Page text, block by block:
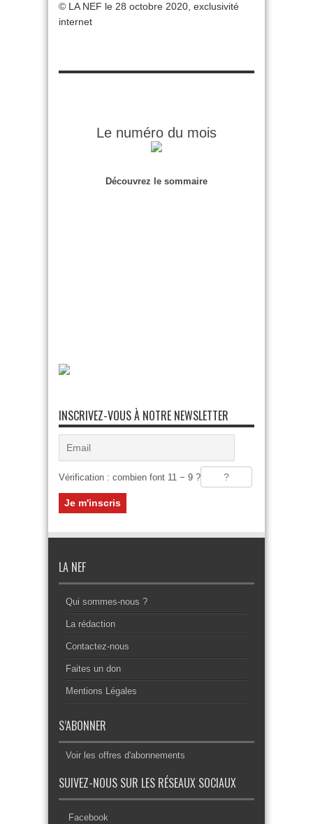
© LA NEF le 28 octobre 2020, exclusivité
internet
Le numéro du mois
Découvrez le sommaire
INSCRIVEZ-VOUS À NOTRE NEWSLETTER
Vérification : combien font 11 − 9 ?
LA NEF
Qui sommes-nous ?
La rédaction
Contactez-nous
Faites un don
Mentions Légales
S’ABONNER
Voir les offres d'abonnements
SUIVEZ-NOUS SUR LES RÉSEAUX SOCIAUX
Facebook